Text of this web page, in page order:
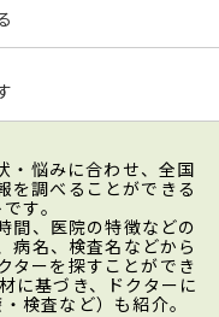
・悩みに合わせ、全国
を調べることができる
す。
間、医院の特徴などの
病名、検査名などから
ターを探すことができ
に基づき、ドクターに
検査など）も紹介。